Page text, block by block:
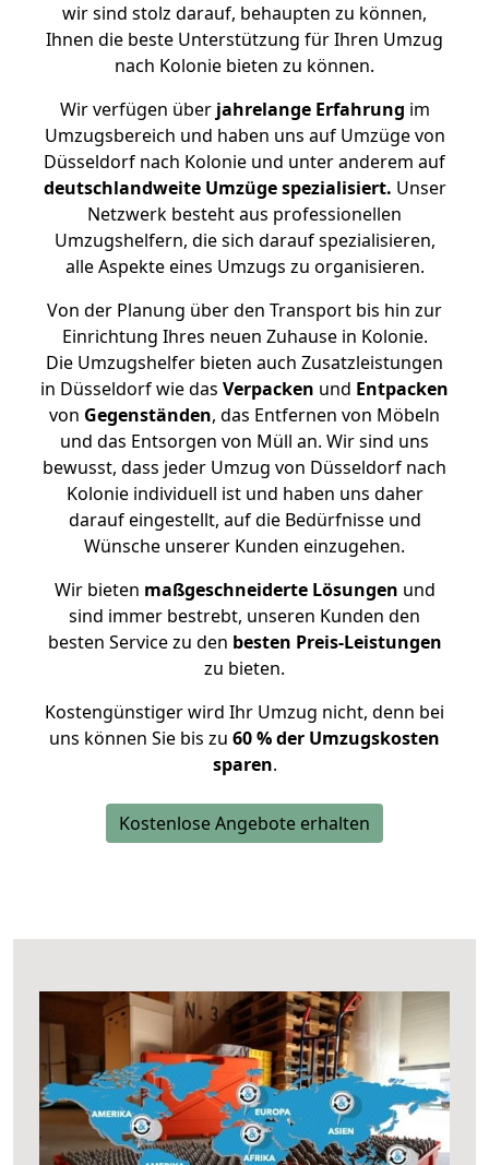
wir sind stolz darauf, behaupten zu können,
Ihnen die beste Unterstützung für Ihren Umzug
nach Kolonie bieten zu können.
Wir verfügen überjahrelange Erfahrung im
Umzugsbereich und haben uns auf Umzüge von
Düsseldorf nach Kolonie und unter anderem auf
deutschlandweite Umzüge spezialisiert. Unser
Netzwerk besteht aus professionellen
Umzugshelfern, die sich darauf spezialisieren,
alle Aspekte eines Umzugs zu organisieren.
Von der Planung über den Transport bis hin zur
Einrichtung Ihres neuen Zuhause in Kolonie.
Die Umzugshelfer bieten auch Zusatzleistungen
in Düsseldorf wie das Verpacken und Entpacken
von Gegenständen, das Entfernen von Möbeln
und das Entsorgen von Müll an. Wir sind uns
bewusst, dass jeder Umzug von Düsseldorf nach
Kolonie individuell ist und haben uns daher
darauf eingestellt, auf die Bedürfnisse und
Wünsche unserer Kunden einzugehen.
Wir bieten maßgeschneiderte Lösungen und
sind immer bestrebt, unseren Kunden den
besten Service zu den besten Preis-Leistungen
zu bieten.
Kostengünstiger wird Ihr Umzug nicht, denn bei
uns können Sie bis zu 60 % der Umzugskosten
sparen.
Kostenlose Angebote erhalten